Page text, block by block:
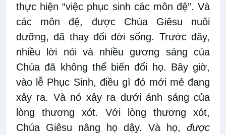
thực hiện “việc phục sinh các môn đệ”. Và
các môn đệ, được Chúa Giêsu nuôi
dưỡng, đã thay đổi đời sống. Trước đây,
nhiều lời nói và nhiều gương sáng của
Chúa đã không thể biến đổi họ. Bây giờ,
vào lễ Phục Sinh, điều gì đó mới mẻ đang
xảy ra. Và nó xảy ra dưới ánh sáng của
lòng thương xót. Với lòng thương xót,
Chúa Giêsu nâng họ dậy. Và họ, được